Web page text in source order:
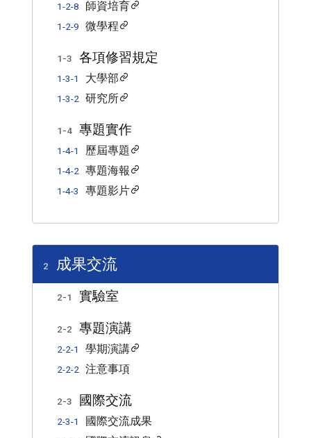
1-2-8 師資培育
1-2-9 微學程
1-3 各項修習規定
1-3-1 大學部
1-3-2 研究所
1-4 專題實作
1-4-1 歷屆專題
1-4-2 專題海報
1-4-3 專題影片
2 成果交流
2-1 實驗室
2-2 專題演講
2-2-1 學期演講
2-2-2 注意事項
2-3 國際交流
2-3-1 國際交流成果